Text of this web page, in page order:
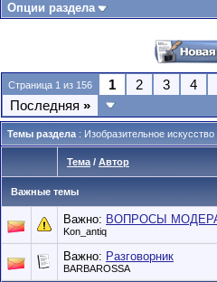
Опции раздела
Страница 1 из 156 1 2 3 4
Последняя »
Темы раздела : Изобразительное искусство
Тема / Автор
Важные темы
Важно: ВОПРОСЫ
Kon_antiq
Важно: Разговорник
BARBAROSSA